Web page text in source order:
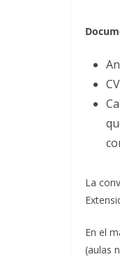
La
En el
(aulas